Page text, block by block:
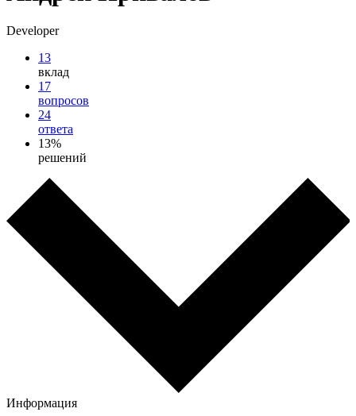
Developer
13
вклад
17
вопросов
24
ответа
13%
решений
Информация